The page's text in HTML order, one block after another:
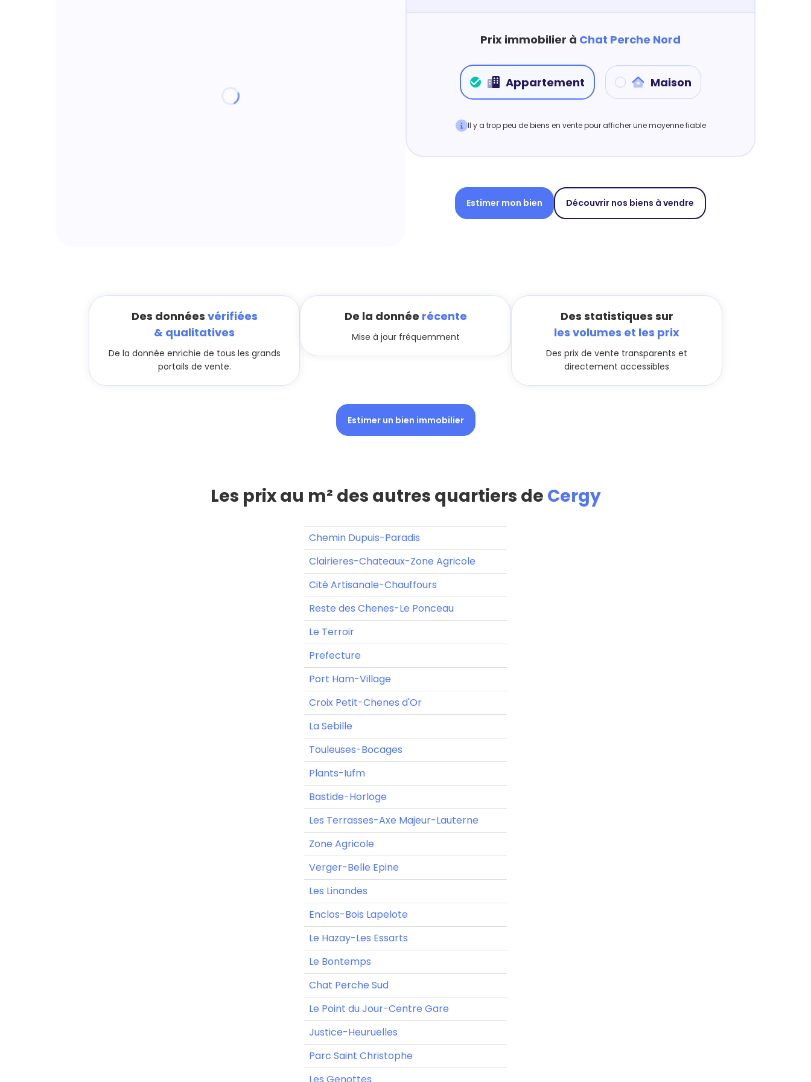
Prix immobilier à Chat Perche Nord
Appartement Maison
Il y a trop peu de biens en vente pour afficher une moyenne fiable
Estimer mon bien Découvrir nos biens à vendre
Des données vérifiées
& qualitatives
De la donnée enrichie de tous les grands
portails de vente.
De la donnée récente
Mise à jour fréquemment
Des statistiques sur
les volumes et les prix
Des prix de vente transparents et
directement accessibles
Estimer un bien immobilier
Les prix au m² des autres quartiers de Cergy
Chemin Dupuis-Paradis
Clairieres-Chateaux-Zone Agricole
Cité Artisanale-Chauffours
Reste des Chenes-Le Ponceau
Le Terroir
Prefecture
Port Ham-Village
Croix Petit-Chenes d'Or
La Sebille
Touleuses-Bocages
Plants-Iufm
Bastide-Horloge
Les Terrasses-Axe Majeur-Lauterne
Zone Agricole
Verger-Belle Epine
Les Linandes
Enclos-Bois Lapelote
Le Hazay-Les Essarts
Le Bontemps
Chat Perche Sud
Le Point du Jour-Centre Gare
Justice-Heuruelles
Parc Saint Christophe